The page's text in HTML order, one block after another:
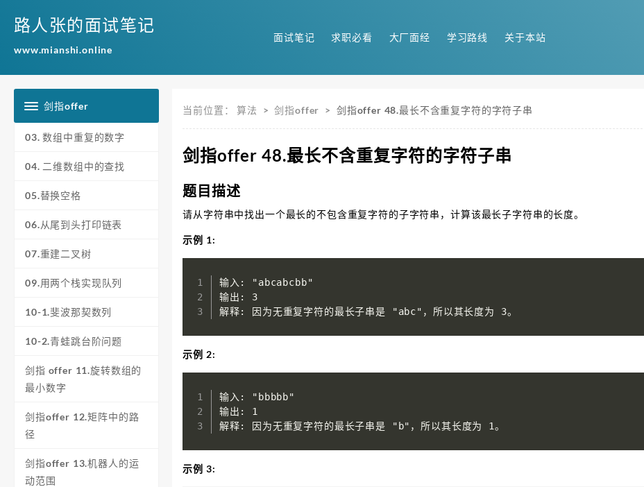
路人张的面试笔记
www.mianshi.online
面试笔记 求职必看 大厂面经 学习路线 关于本站
当前位置： 算法 >剑指offer > 剑指offer 48.最长不含重复字符的字符子串
剑指offer 48.最长不含重复字符的字符子串
题目描述
请从字符串中找出一个最长的不包含重复字符的子字符串，计算该最长子字符串的长度。
示例 1:
输入: "abcabcbb"
输出: 3
解释: 因为无重复字符的最长子串是 "abc"，所以其长度为 3。
示例 2:
输入: "bbbbb"
输出: 1
解释: 因为无重复字符的最长子串是 "b"，所以其长度为 1。
示例 3:
剑指offer
03. 数组中重复的数字
04. 二维数组中的查找
05.替换空格
06.从尾到头打印链表
07.重建二叉树
09.用两个栈实现队列
10-1.斐波那契数列
10-2.青蛙跳台阶问题
剑指 offer 11.旋转数组的
最小数字
剑指offer 12.矩阵中的路
径
剑指offer 13.机器人的运
动范围